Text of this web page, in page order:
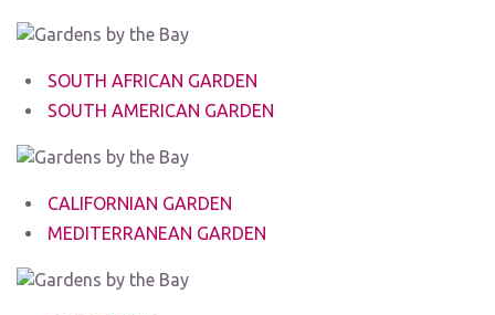
SOUTH AFRICAN GARDEN
SOUTH AMERICAN GARDEN
CALIFORNIAN GARDEN
MEDITERRANEAN GARDEN